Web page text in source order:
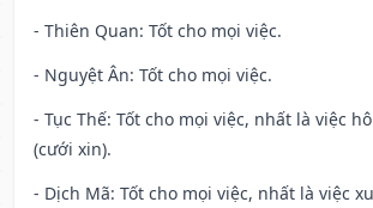
- Thiên Quan: Tốt cho mọi việc.
- Nguyệt Ân: Tốt cho mọi việc.
- Tục Thế: Tốt cho mọi việc, nhất là việc
(cưới xin).
- Dịch Mã: Tốt cho mọi việc, nhất là việc